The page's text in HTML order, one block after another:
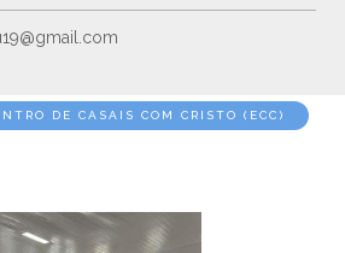
DE CASAIS COM CRISTO (ECC)